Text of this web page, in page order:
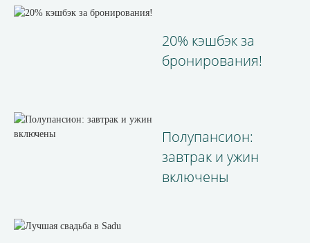
20% кэшбэк за
бронирования!
Полупансион:
завтрак и ужин
включены